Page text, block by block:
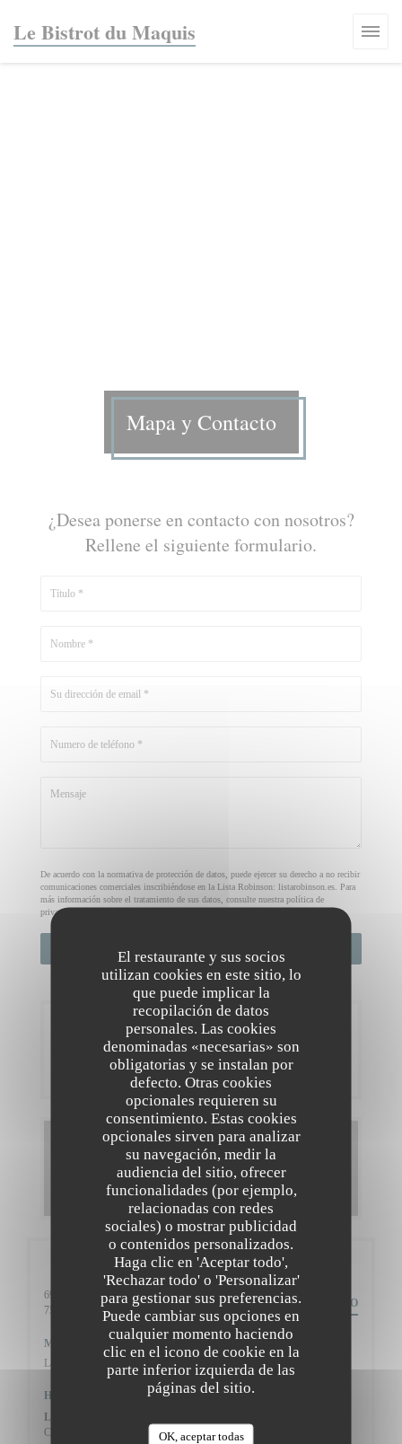
El restaurante y sus socios
utilizan cookies en este sitio, lo
que puede implicar la
recopilación de datos
personales. Las cookies
denominadas «necesarias» son
obligatorias y se instalan por
defecto. Otras cookies
opcionales requieren su
consentimiento. Estas cookies
opcionales sirven para analizar
su navegación, medir la
audiencia del sitio, ofrecer
funcionalidades (por ejemplo,
relacionadas con redes
sociales) o mostrar publicidad
o contenidos personalizados.
Haga clic en 'Aceptar todo',
'Rechazar todo' o 'Personalizar'
para gestionar sus preferencias.
Puede cambiar sus opciones en
cualquier momento haciendo
clic en el icono de cookie en la
parte inferior izquierda de las
páginas del sitio.
OK, aceptar todas
Le Bistrot du Maquis
Mapa y Contacto
¿Desea ponerse en contacto con nosotros?
Rellene el siguiente formulario.
De acuerdo con la normativa de protección de datos, puede ejercer su derecho a no recibir
comunicaciones comerciales inscribiéndose en la Lista Robinson: listarobinson.es . Para
más información sobre el tratamiento de sus datos, consulte nuestra política de
privacidad
Reserva
RESERVAR UNA MESA
Carta
DESCUBRIR NUESTRA CARTA
Información general
69 Rue Caulaincourt,
75018 Paris
((abre en una nueva ventana))
ITINERARIO
Metro
Lamarck-Caulaincourt (ligne 12)
Horario de apertura
Lun
Cerrado